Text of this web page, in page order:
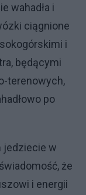
wahadła i
ciągnione
i
będącymi
terenowych,
po
jedziecie w
że
i energii